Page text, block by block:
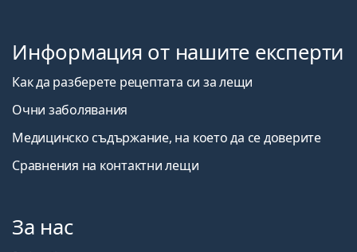
Информация от нашите експерти
Как да разберете рецептата си за лещи
Очни заболявания
Медицинско съдържание, на което да се доверите
Сравнения на контактни лещи
За нас